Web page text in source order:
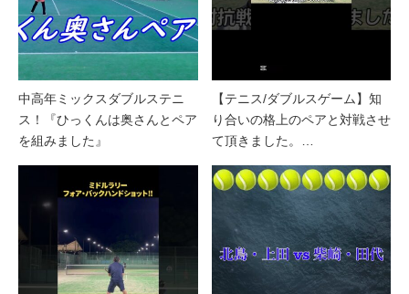
中高年ミックスダブルステニ
ス！『ひっくんは奥さんとペア
を組みました』
【テニス/ダブルスゲーム】知
り合いの格上のペアと対戦させ
て頂きました。…